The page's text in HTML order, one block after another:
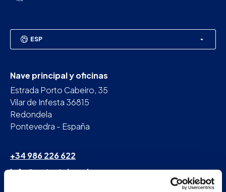
ESP
Nave principal y oficinas
Estrada Porto Cabeiro, 35
Vilar de Infesta 36815
Redondela
Pontevedra - España
+34 986 226 622
info@petertaboada.com